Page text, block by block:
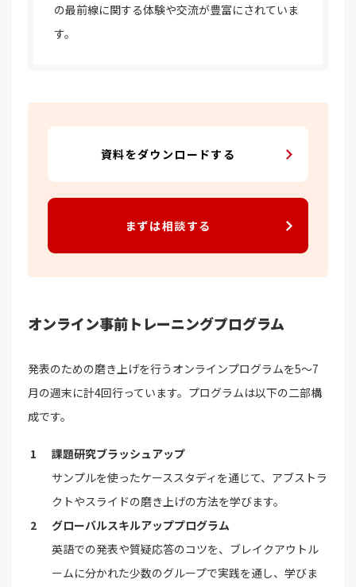
の最前線に関する体験や交流が豊富にされていま
す。
資料をダウンロードする
まずは相談する
オンライン事前トレーニングプログラム
発表のための磨き上げを行うオンラインプログラムを5～7
月の週末に計4回行っています。プログラムは以下の二部構
成です。
課題研究ブラッシュアップ
サンプルを使ったケーススタディを通じて、アブストラ
クトやスライドの磨き上げの方法を学びます。
グローバルスキルアッププログラム
英語での発表や質疑応答のコツを、ブレイクアウトル
ームに分かれた少数のグループで実践を通し、学びま